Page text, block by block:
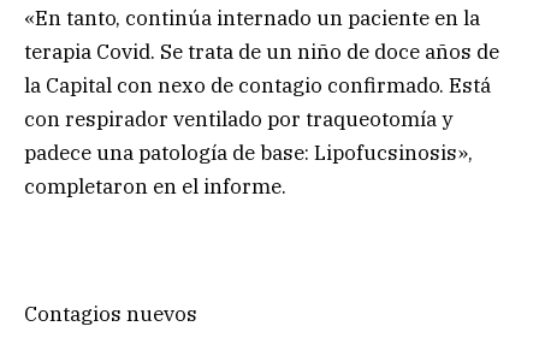
«En tanto, continúa internado un paciente en la
terapia Covid. Se trata de un niño de doce años de
la Capital con nexo de contagio confirmado. Está
con respirador ventilado por traqueotomía y
padece una patología de base: Lipofucsinosis»,
completaron en el informe.
Contagios nuevos